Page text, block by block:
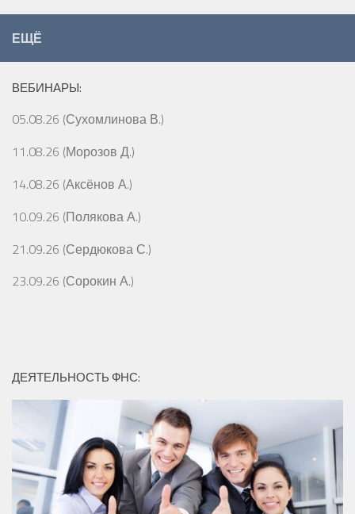
ЕЩЁ
ВЕБИНАРЫ:
05.08.26 (Сухомлинова В.)
11.08.26 (Морозов Д.)
14.08.26 (Аксёнов А.)
10.09.26 (Полякова А.)
21.09.26 (Сердюкова С.)
23.09.26 (Сорокин А.)
ДЕЯТЕЛЬНОСТЬ ФНС: